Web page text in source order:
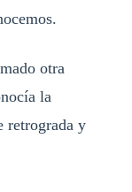
otra
la
retrograda y